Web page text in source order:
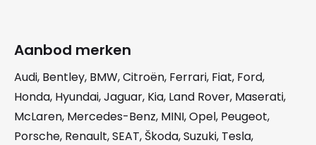
Aanbod merken
Audi, Bentley, BMW,Citroën, Ferrari, Fiat, Ford,
Honda, Hyundai,Jaguar, Kia, Land Rover, Maserati,
McLaren, Mercedes-Benz, MINI,Opel, Peugeot,
Porsche, Renault,SEAT, Škoda,Suzuki, Tesla,